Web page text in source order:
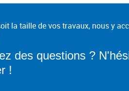
la taille de vos travaux, nous y
des questions ?
!